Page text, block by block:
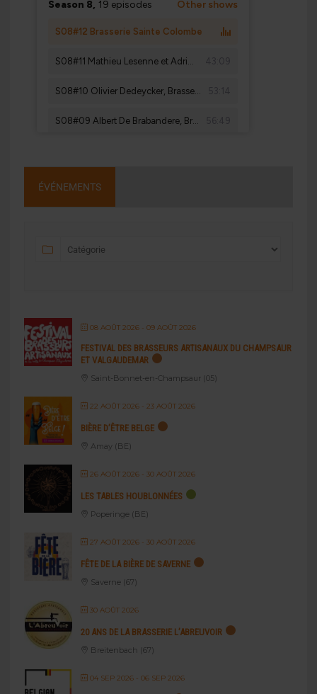
ÉVÉNEMENTS
08 AOÛT 2026- 09 AOÛT 2026
FESTIVAL DES BRASSEURS ARTISANAUX DU CHAMPSAUR
ET VALGAUDEMAR
Saint-Bonnet-en-Champsaur (05)
22 AOÛT 2026- 23 AOÛT 2026
BIÈRE D’ÊTRE BELGE
Amay (BE)
26 AOÛT 2026- 30 AOÛT 2026
LES TABLES HOUBLONNÉES
Poperinge (BE)
27 AOÛT 2026- 30 AOÛT 2026
FÊTE DE LA BIÈRE DE SAVERNE
Saverne (67)
30 AOÛT 2026
20 ANS DE LA BRASSERIE L’ABREUVOIR
Breitenbach (67)
04 SEP 2026- 06 SEP 2026